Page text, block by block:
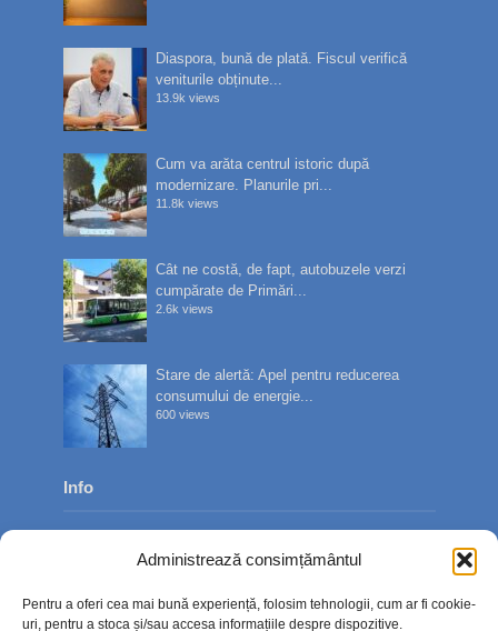
Administrează consimțământul
Pentru a oferi cea mai bună experiență, folosim tehnologii, cum ar fi cookie-
uri, pentru a stoca și/sau accesa informațiile despre dispozitive.
Diaspora, bună de plată. Fiscul verifică
veniturile obținute...
13.9k views
Cum va arăta centrul istoric după
modernizare. Planurile pri...
11.8k views
Cât ne costă, de fapt, autobuzele verzi
cumpărate de Primări...
2.6k views
Stare de alertă: Apel pentru reducerea
consumului de energie...
600 views
Info
Contact